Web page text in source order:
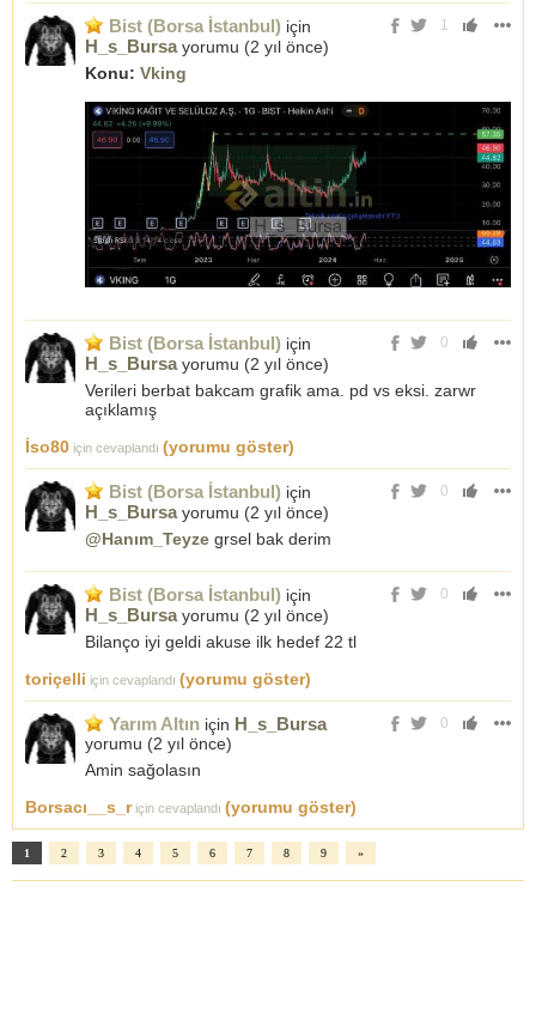
1
Bist (Borsa İstanbul) için
H_s_Bursayorumu (2 yıl önce)
Konu: Vking
0
Bist (Borsa İstanbul) için
H_s_Bursayorumu (2 yıl önce)
Verileri berbat bakcam grafik ama. pd vs eksi. zarwr
açıklamış
İso80 için cevaplandı (yorumu göster)
0
Bist (Borsa İstanbul) için
H_s_Bursayorumu (2 yıl önce)
@Hanım_Teyze grsel bak derim
0
Bist (Borsa İstanbul) için
H_s_Bursayorumu (2 yıl önce)
Bilanço iyi geldi akuse ilk hedef 22 tl
toriçelli için cevaplandı (yorumu göster)
0
Yarım Altın için H_s_Bursa
yorumu (2 yıl önce)
Amin sağolasın
Borsacı__s_riçin cevaplandı (yorumu göster)
1 2 3 4 5 6 7 8 9 »